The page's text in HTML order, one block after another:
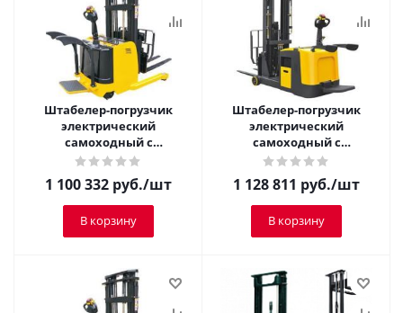
Штабелер-погрузчик
электрический
самоходный с
платформой TOR 1,25 т 3,0
м CQDH12A-I
1 100 332 руб./шт
В корзину
Штабелер-погрузчик
электрический
самоходный с
платформой TOR 1,5 т 2,5
м CPD15R
1 128 811 руб./шт
В корзину